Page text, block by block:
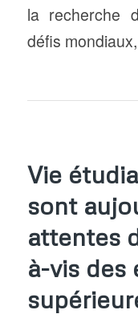
la recherche
défis
Vie
sont
attentes
à-vis des